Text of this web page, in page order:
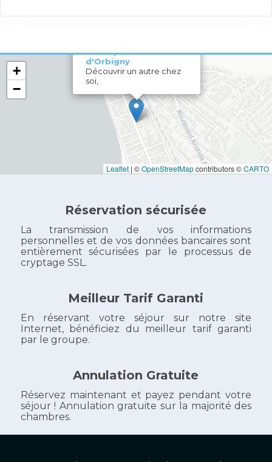
Boutique Hôtel
d'Orbigny
Découvrir un autre chez
soi,
+
−
Leaflet | ©OpenStreetMapcontributors ©CARTO
Réservation sécurisée
La transmission de vos informations
personnelles et de vos données bancaires sont
entièrement sécurisées par le processus de
cryptage SSL.
Meilleur Tarif Garanti
En réservant votre séjour sur notre site
Internet, bénéficiez du meilleur tarif garanti
par le groupe.
Annulation Gratuite
Réservez maintenant et payez pendant votre
séjour ! Annulation gratuite sur la majorité des
chambres.